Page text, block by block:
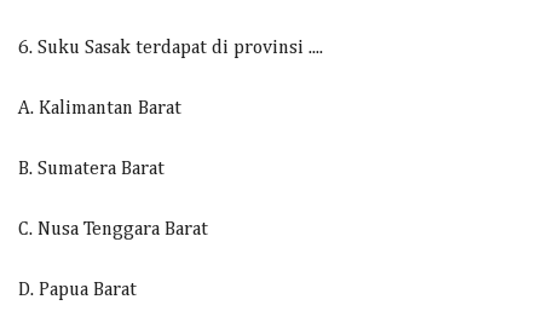
6. Suku Sasak terdapat di provinsi ....
A. Kalimantan Barat
B. Sumatera Barat
C. Nusa Tenggara Barat
D. Papua Barat